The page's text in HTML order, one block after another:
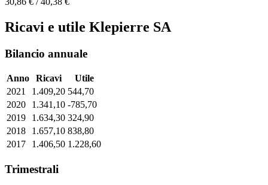
Ricavi e utile Klepierre SA
Bilancio annuale
Anno Ricavi
Utile
2021
1.409,20 544,70
2020
1.341,10 -785,70
2019
1.634,30 324,90
2018
1.657,10 838,80
2017
1.406,50 1.228,60
Trimestrali